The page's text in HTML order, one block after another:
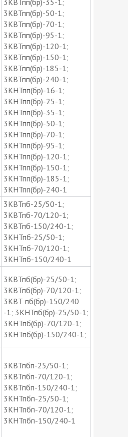
3КВТпп(бр)-50-1;
3КВТпп(бр)-70-1;
3КВТпп(бр)-95-1;
3КВТпп(бр)-120-1;
3КВТпп(бр)-150-1;
3КВТпп(бр)-185-1;
3КВТпп(бр)-240-1;
3КНТпп(бр)-16-1;
3КНТпп(бр)-25-1;
3КНТпп(бр)-35-1;
3КНТпп(бр)-50-1;
3КНТпп(бр)-70-1;
3КНТпп(бр)-95-1;
3КНТпп(бр)-120-1;
3КНТпп(бр)-150-1;
3КНТпп(бр)-185-1;
3КНТпп(бр)-240-1
3КВТпб-25/50-1;
3КВТпб-70/120-1;
3КВТпб-150/240-1;
3КНТпб-25/50-1;
3КНТпб-70/120-1;
3КНТпб-150/240-1
3КВТпб(бр)-25/50-1;
3КВТпб(бр)-70/120-1;
3КВТ пб(бр)-150/240
-1; 3КНТпб(бр)-25/50-1;
3КНТпб(бр)-70/120-1;
3КНТпб(бр)-150/240-1;
3КВТпбп-25/50-1;
3КВТпбп-70/120-1;
3КВТпбп-150/240-1;
3КНТпбп-25/50-1;
3КНТпбп-70/120-1;
3КНТпбп-150/240-1